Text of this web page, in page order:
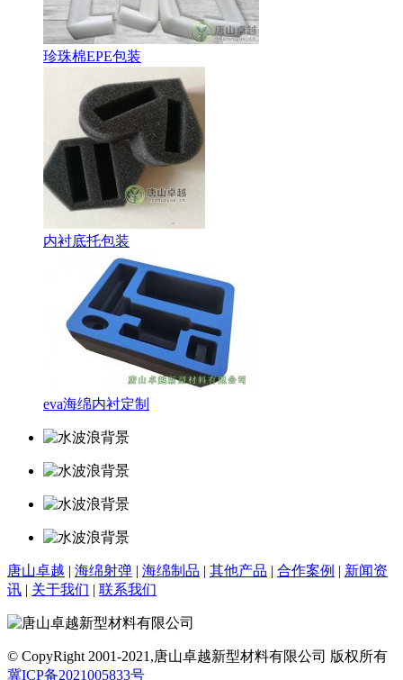
珍珠棉EPE包装
内衬底托包装
eva海绵内衬定制
唐山卓越 | 海绵射弹 | 海绵制品 | 其他产品 | 合作案例 | 新闻资
讯 | 关于我们 | 联系我们
© CopyRight 2001-2021,唐山卓越新型材料有限公司 版权所有
冀ICP备2021005833号